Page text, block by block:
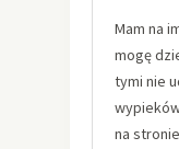
Mam na
mogę
tymi nie
na